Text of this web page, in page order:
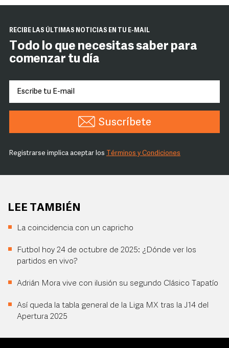
RECIBE LAS ÚLTIMAS NOTICIAS EN TU E-MAIL
Todo lo que necesitas saber para
comenzar tu día
Suscríbete
Registrarse implica aceptar los Términos y Condiciones
LEE TAMBIÉN
La coincidencia con un capricho
Futbol hoy 24 de octubre de 2025: ¿Dónde ver los
partidos en vivo?
Adrián Mora vive con ilusión su segundo Clásico Tapatío
Así queda la tabla general de la Liga MX tras la J14 del
Apertura 2025